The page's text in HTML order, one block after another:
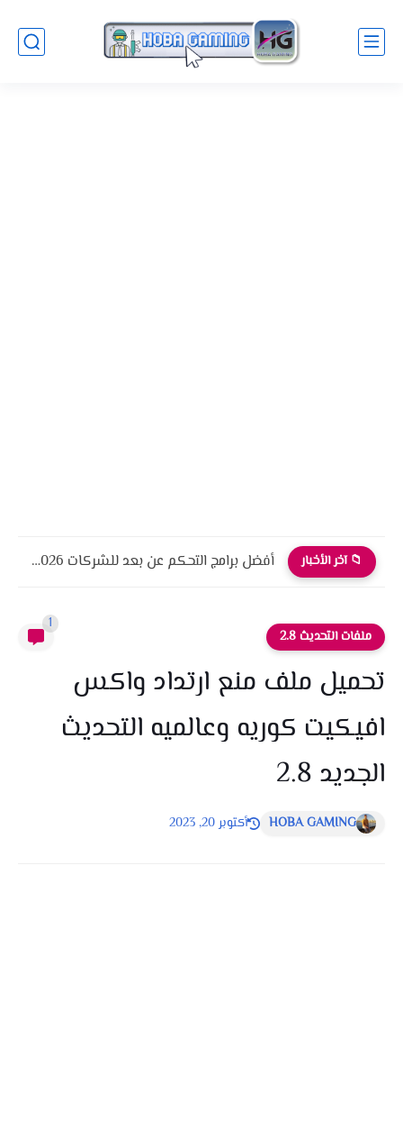
📁 آخر الأخبار أفضل برامج التحكم عن بعد للشركات 2026 أمان، أداء، واحترافية
ملفات التحديث 2.8
1
تحميل ملف منع ارتداد واكس
افيكيت كوريه وعالميه التحديث
الجديد 2.8
HOBA GAMING أكتوبر 20, 2023